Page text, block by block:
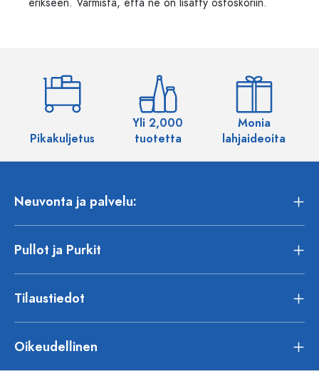
Pikakuljetus
Yli 2,000
tuotetta
Monia
lahjaideoita
Neuvonta ja palvelu:
Pullot ja Purkit
Tilaustiedot
Oikeudellinen